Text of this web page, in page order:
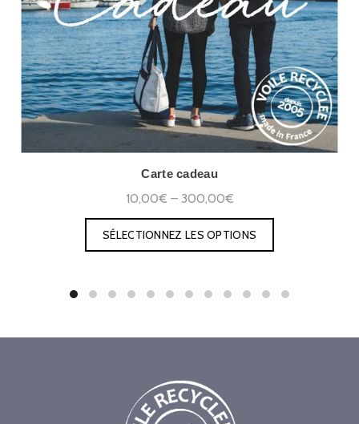
Carte cadeau
10,00€ – 300,00€
SÉLECTIONNEZ LES OPTIONS